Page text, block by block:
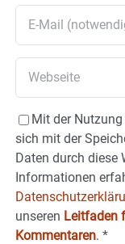
Mit der
sich mit der
Daten durch diese
Informationen
unseren Leitfaden
Kommentaren. *